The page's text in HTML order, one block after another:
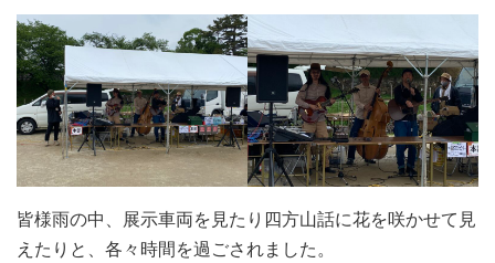
皆様雨の中、展示車両を見たり四方山話に花を咲かせて見
えたりと、各々時間を過ごされました。